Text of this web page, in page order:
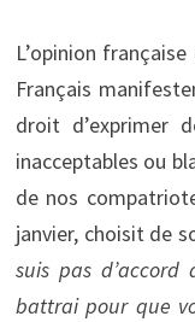
L’opinion
Français
droit d’exprimer
inacceptables ou
de nos
janvier, choisit de
suis pas
battrai pour que